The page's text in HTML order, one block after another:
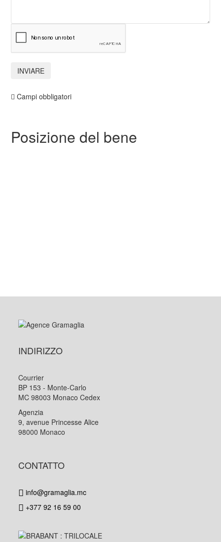
Campi obbligatori
Posizione del bene
INDIRIZZO
Courrier
BP 153 - Monte-Carlo
MC 98003 Monaco Cedex
Agenzia
9, avenue Princesse Alice
98000 Monaco
CONTATTO
info@gramaglia.mc
+377 92 16 59 00